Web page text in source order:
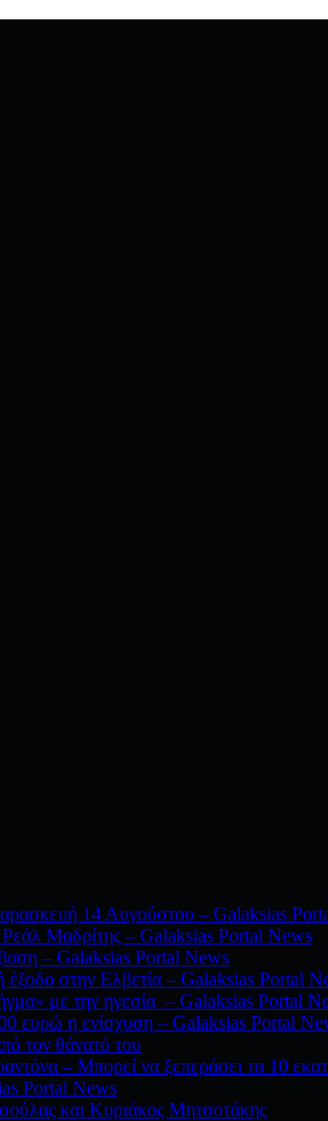
14 Αυγούστου – Galaksias
Ρεάλ Μαδρίτης – Galaksias Portal News
– Galaksias Portal News
στην Ελβετία – Galaksias Portal
με την ηγεσία – Galaksias Portal
ευρώ η ενίσχυση – Galaksias Portal
τον θάνατό του
– Μπορεί να ξεπεράσει τα 10
Portal News
και Κυριάκος Μητσοτάκης